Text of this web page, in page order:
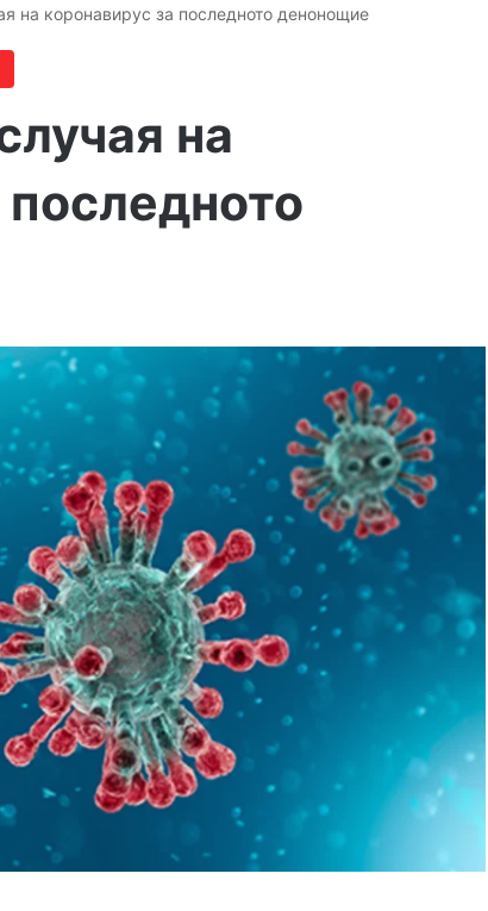
на коронавирус за последното денонощие
на